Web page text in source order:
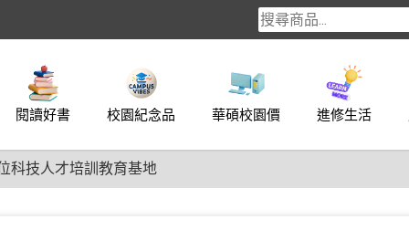
閱讀好書 校園紀念品 華碩校園價 進修生活
科技人才培訓教育基地